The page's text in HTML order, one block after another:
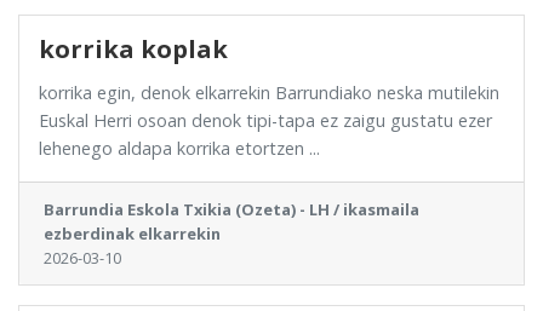
korrika koplak
korrika egin, denok elkarrekin Barrundiako neska mutilekin
Euskal Herri osoan denok tipi-tapa ez zaigu gustatu ezer
lehenego aldapa korrika etortzen ...
Barrundia Eskola Txikia (Ozeta) - LH / ikasmaila
ezberdinak elkarrekin
2026-03-10